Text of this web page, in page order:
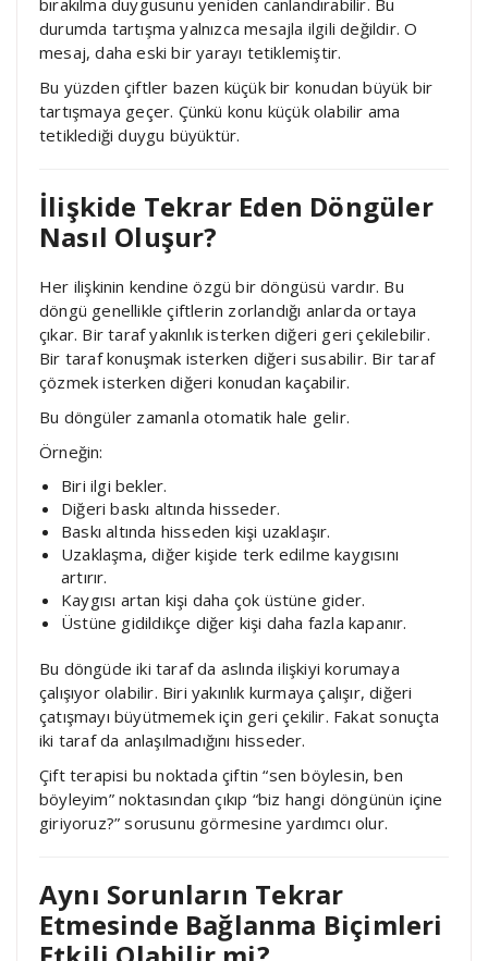
bırakılma duygusunu yeniden canlandırabilir. Bu
durumda tartışma yalnızca mesajla ilgili değildir. O
mesaj, daha eski bir yarayı tetiklemiştir.
Bu yüzden çiftler bazen küçük bir konudan büyük bir
tartışmaya geçer. Çünkü konu küçük olabilir ama
tetiklediği duygu büyüktür.
İlişkide Tekrar Eden Döngüler
Nasıl Oluşur?
Her ilişkinin kendine özgü bir döngüsü vardır. Bu
döngü genellikle çiftlerin zorlandığı anlarda ortaya
çıkar. Bir taraf yakınlık isterken diğeri geri çekilebilir.
Bir taraf konuşmak isterken diğeri susabilir. Bir taraf
çözmek isterken diğeri konudan kaçabilir.
Bu döngüler zamanla otomatik hale gelir.
Örneğin:
Biri ilgi bekler.
Diğeri baskı altında hisseder.
Baskı altında hisseden kişi uzaklaşır.
Uzaklaşma, diğer kişide terk edilme kaygısını
artırır.
Kaygısı artan kişi daha çok üstüne gider.
Üstüne gidildikçe diğer kişi daha fazla kapanır.
Bu döngüde iki taraf da aslında ilişkiyi korumaya
çalışıyor olabilir. Biri yakınlık kurmaya çalışır, diğeri
çatışmayı büyütmemek için geri çekilir. Fakat sonuçta
iki taraf da anlaşılmadığını hisseder.
Çift terapisi bu noktada çiftin “sen böylesin, ben
böyleyim” noktasından çıkıp “biz hangi döngünün içine
giriyoruz?” sorusunu görmesine yardımcı olur.
Aynı Sorunların Tekrar
Etmesinde Bağlanma Biçimleri